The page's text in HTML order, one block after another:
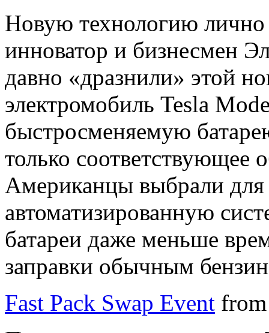
Новую технологию лично
инноватор и бизнесмен
давно «дразнили» этой
электромобиль Tesla
быстросменяемую
только соответствующее
Американцы выбрали для
автоматизированную
батареи даже меньше
заправки обычным
Fast Pack Swap Event